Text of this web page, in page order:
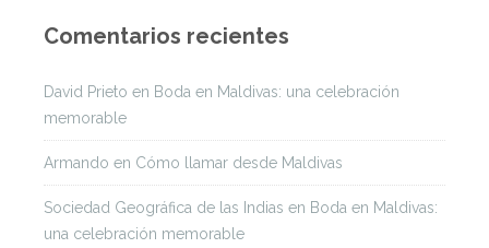
Comentarios recientes
David Prieto en Boda en Maldivas: una celebración
memorable
Armando en Cómo llamar desde Maldivas
Sociedad Geográfica de las Indias en Boda en Maldivas:
una celebración memorable